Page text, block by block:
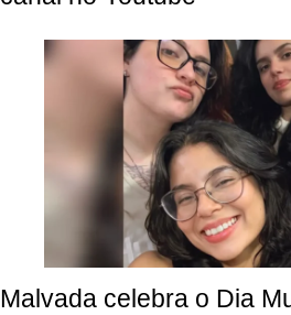
Malvada celebra o Dia